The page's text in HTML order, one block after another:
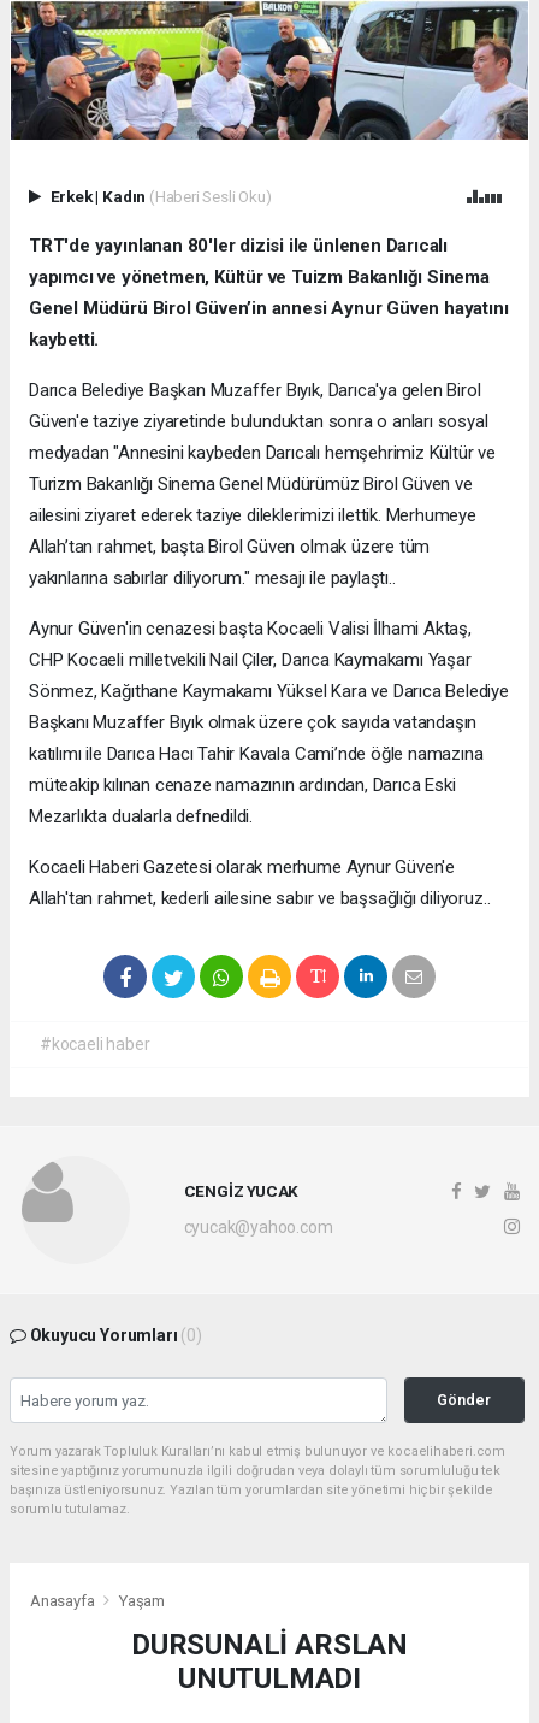
Erkek| Kadın (Haberi Sesli Oku)
TRT'de yayınlanan 80'ler dizisi ile ünlenen Darıcalı
yapımcı ve yönetmen, Kültür ve Tuizm Bakanlığı Sinema
Genel Müdürü Birol Güven’in annesi Aynur Güven hayatını
kaybetti.
Darıca Belediye Başkan Muzaffer Bıyık, Darıca'ya gelen Birol
Güven'e taziye ziyaretinde bulunduktan sonra o anları sosyal
medyadan "Annesini kaybeden Darıcalı hemşehrimiz Kültür ve
Turizm Bakanlığı Sinema Genel Müdürümüz Birol Güven ve
ailesini ziyaret ederek taziye dileklerimizi ilettik. Merhumeye
Allah’tan rahmet, başta Birol Güven olmak üzere tüm
yakınlarına sabırlar diliyorum." mesajı ile paylaştı..
Aynur Güven'in cenazesi başta Kocaeli Valisi İlhami Aktaş,
CHP Kocaeli milletvekili Nail Çiler, Darıca Kaymakamı Yaşar
Sönmez, Kağıthane Kaymakamı Yüksel Kara ve Darıca Belediye
Başkanı Muzaffer Bıyık olmak üzere çok sayıda vatandaşın
katılımı ile Darıca Hacı Tahir Kavala Cami’nde öğle namazına
müteakip kılınan cenaze namazının ardından, Darıca Eski
Mezarlıkta dualarla defnedildi.
Kocaeli Haberi Gazetesi olarak merhume Aynur Güven'e
Allah'tan rahmet, kederli ailesine sabır ve başsağlığı diliyoruz..
#kocaeli haber
CENGİZ YUCAK
cyucak@yahoo.com
Okuyucu Yorumları (0)
Gönder
Yorum yazarak Topluluk Kuralları’nı kabul etmiş bulunuyor ve kocaelihaberi.com
sitesine yaptığınız yorumunuzla ilgili doğrudan veya dolaylı tüm sorumluluğu tek
başınıza üstleniyorsunuz. Yazılan tüm yorumlardan site yönetimi hiçbir şekilde
sorumlu tutulamaz.
Anasayfa Yaşam
DURSUNALİ ARSLAN
UNUTULMADI